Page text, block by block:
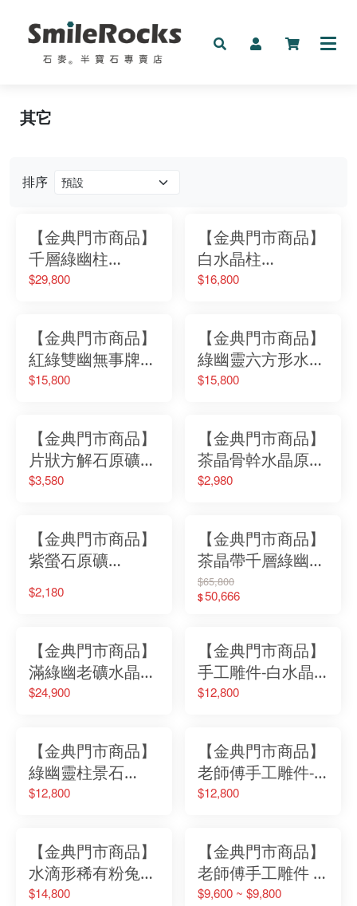
新品
按預算收藏
按分類收藏
排序
【金典門市商品】
千層綠幽柱
No.010939123
$29,800
【金典門市商品】
白水晶柱
No.010679111
$16,800
【金典門市商品】
紅綠雙幽無事牌水
晶No.0428701115
$15,800
【金典門市商品】
綠幽靈六方形水晶
No.0404690802
$15,800
【金典門市商品】
片狀方解石原礦
No.62314911634
$3,580
【金典門市商品】
茶晶骨幹水晶原礦
No.62277911874
$2,980
【金典門市商品】
紫螢石原礦
No.62236411014
$2,180
【金典門市商品】
茶晶帶千層綠幽水
晶No.010460822
$65,800
$50,666
【金典門市商品】
滿綠幽老礦水晶柱
No.011150780
$24,900
【金典門市商品】
手工雕件-白水晶
祥獅（含底座)
$12,800
【金典門市商品】
綠幽靈柱景石
No.0111800106
$12,800
【金典門市商品】
老師傅手工雕件-
綠水晶金鋼杵
$12,800
【金典門市商品】
水滴形稀有粉兔毛
水晶
$14,800
【金典門市商品】
老師傅手工雕件 -
紫水晶金剛杵
$9,600 ~ $9,800
其它